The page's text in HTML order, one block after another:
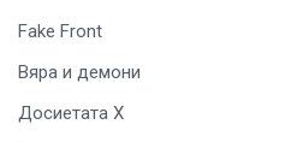
Fake Front
Вяра и демони
Досиетата Х